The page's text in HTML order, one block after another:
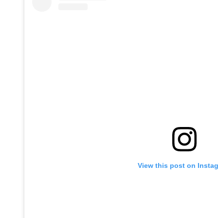
View this post on